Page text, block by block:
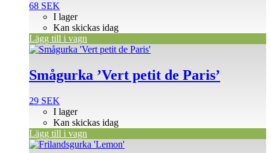
68 SEK
I lager
Kan skickas idag
Lägg till i vagn
Smågurka ’Vert petit de Paris’
29 SEK
I lager
Kan skickas idag
Lägg till i vagn